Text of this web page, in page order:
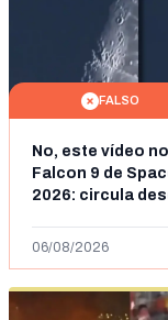
FALSO
No, este vídeo
Falcon 9 de
2026: circula
06/08/2026